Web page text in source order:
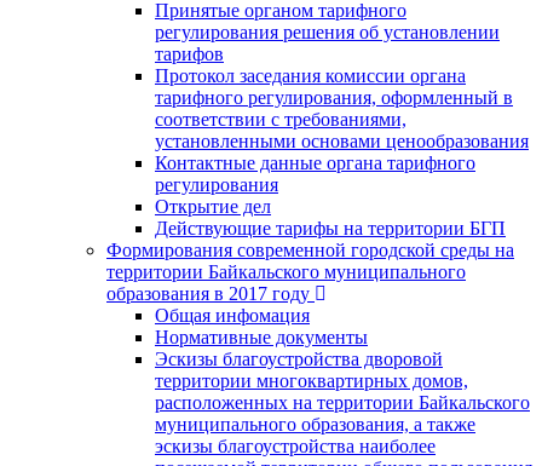
Принятые органом тарифного
регулирования решения об установлении
тарифов
Протокол заседания комиссии органа
тарифного регулирования, оформленный в
соответствии с требованиями,
установленными основами ценообразования
Контактные данные органа тарифного
регулирования
Открытие дел
Действующие тарифы на территории БГП
Формирования современной городской среды на
территории Байкальского муниципального
образования в 2017 году
Общая инфомация
Нормативные документы
Эскизы благоустройства дворовой
территории многоквартирных домов,
расположенных на территории Байкальского
муниципального образования, а также
эскизы благоустройства наиболее